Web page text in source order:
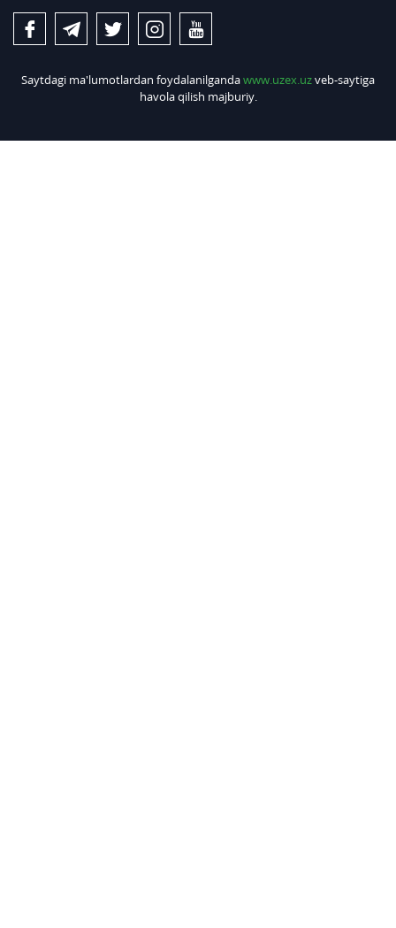
Saytdagi ma'lumotlardan foydalanilgandawww.uzex.uzveb-saytiga
havola qilish majburiy.